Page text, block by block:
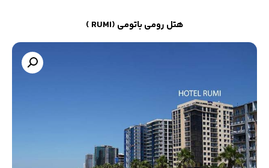
هتل رومی باتومی (RUMI )